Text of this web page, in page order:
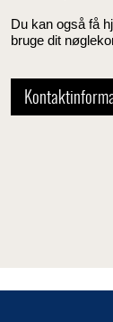
Du kan også få
bruge dit